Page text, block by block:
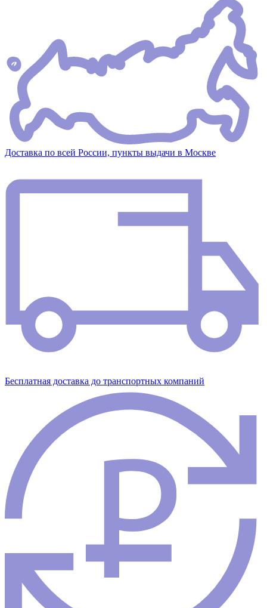
Доставка по всей России, пункты выдачи в Москве
Бесплатная доставка до транспортных компаний